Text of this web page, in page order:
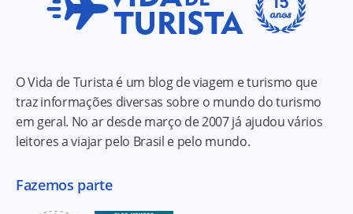
O Vida de Turista é um blog de viagem e turismo que
traz informações diversas sobre o mundo do turismo
em geral. No ar desde março de 2007 já ajudou vários
leitores a viajar pelo Brasil e pelo mundo.
Fazemos parte